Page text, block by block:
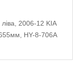
2006-12 KIA
HY-8-706A